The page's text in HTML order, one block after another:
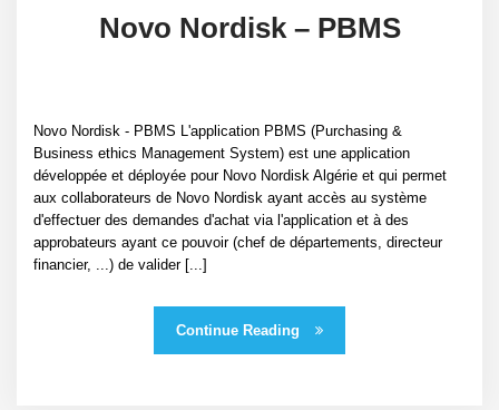
Novo Nordisk – PBMS
Novo Nordisk - PBMS L'application PBMS (Purchasing &
Business ethics Management System) est une application
développée et déployée pour Novo Nordisk Algérie et qui permet
aux collaborateurs de Novo Nordisk ayant accès au système
d'effectuer des demandes d'achat via l'application et à des
approbateurs ayant ce pouvoir (chef de départements, directeur
financier, ...) de valider [...]
Continue Reading